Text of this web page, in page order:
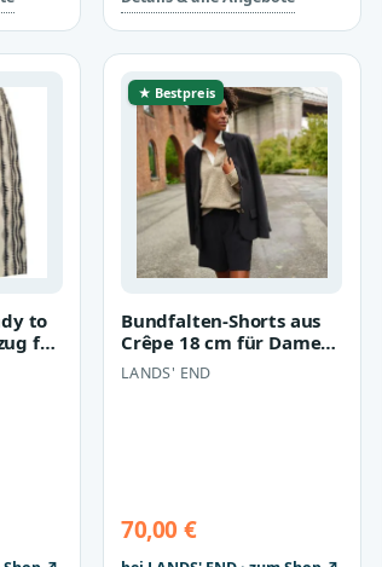
to
für
★ Bestpreis
Bundfalten-Shorts aus
Crêpe 18 cm für Damen,
Damen, size: regular,
Elf…
LANDS' END
70,00 €